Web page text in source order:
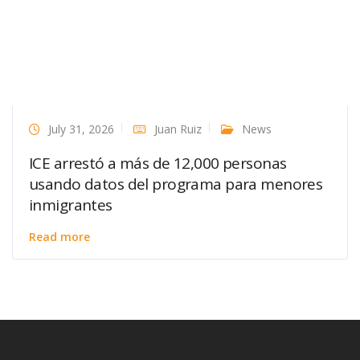
July 31, 2026 Juan Ruiz News
ICE arrestó a más de 12,000 personas
usando datos del programa para menores
inmigrantes
Read more